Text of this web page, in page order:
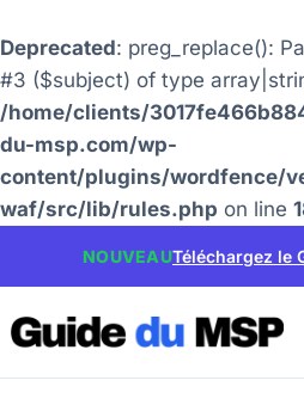
Deprecated: preg_replace():
#3 ($subject) of type
/home/clients/
du-msp.com/wp-
content/plugins/wordfence/
waf/src/lib/rules.php on line
NOUVEAUTéléchargez le